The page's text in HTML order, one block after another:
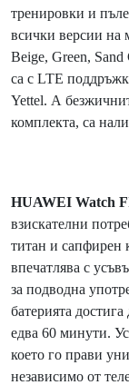
тренировки и
всички версии на
Beige, Green,
са с LTE
Yettel. А
комплекта, са
HUAWEI Watch
взискателни
титан и сапфирен
впечатлява с
за подводна
батерията
едва 60 минути.
което го прави
независимо от